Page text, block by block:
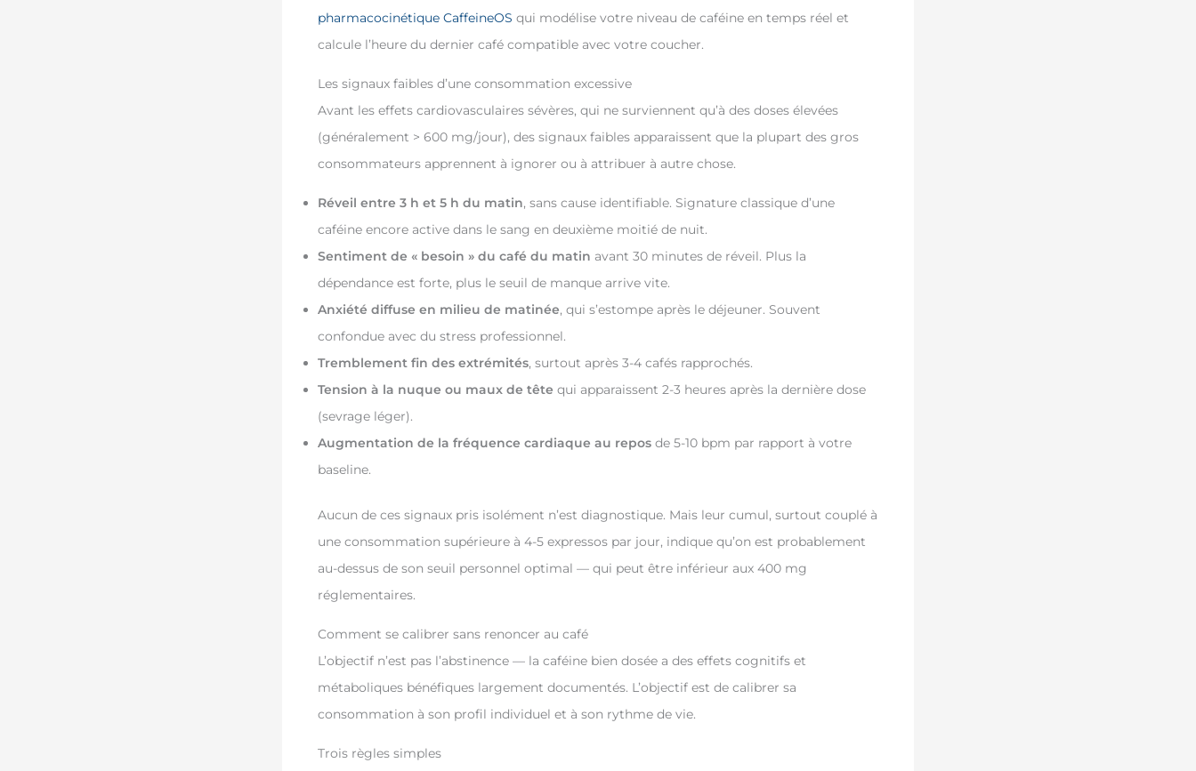
pharmacocinétique CaffeineOS qui modélise votre niveau de caféine en temps réel et
calcule l’heure du dernier café compatible avec votre coucher.
Les signaux faibles d’une consommation excessive
Avant les effets cardiovasculaires sévères, qui ne surviennent qu’à des doses élevées
(généralement > 600 mg/jour), des signaux faibles apparaissent que la plupart des gros
consommateurs apprennent à ignorer ou à attribuer à autre chose.
Réveil entre 3 h et 5 h du matin, sans cause identifiable. Signature classique d’une
caféine encore active dans le sang en deuxième moitié de nuit.
Sentiment de « besoin » du café du matin avant 30 minutes de réveil. Plus la
dépendance est forte, plus le seuil de manque arrive vite.
Anxiété diffuse en milieu de matinée, qui s’estompe après le déjeuner. Souvent
confondue avec du stress professionnel.
Tremblement fin des extrémités, surtout après 3-4 cafés rapprochés.
Tension à la nuque ou maux de tête qui apparaissent 2-3 heures après la dernière dose
(sevrage léger).
Augmentation de la fréquence cardiaque au repos de 5-10 bpm par rapport à votre
baseline.
Aucun de ces signaux pris isolément n’est diagnostique. Mais leur cumul, surtout couplé à
une consommation supérieure à 4-5 expressos par jour, indique qu’on est probablement
au-dessus de son seuil personnel optimal — qui peut être inférieur aux 400 mg
réglementaires.
Comment se calibrer sans renoncer au café
L’objectif n’est pas l’abstinence — la caféine bien dosée a des effets cognitifs et
métaboliques bénéfiques largement documentés. L’objectif est de calibrer sa
consommation à son profil individuel et à son rythme de vie.
Trois règles simples